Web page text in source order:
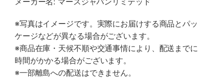
※写真はイメージです。実際にお届けする商品とパッ
ケージなどが異なる場合がございます。
※商品在庫・天候不順や交通事情により、配送までに
時間がかかる場合がございます。
※一部離島への配送はできません。